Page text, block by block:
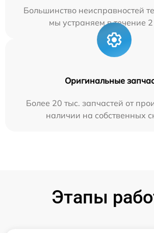
Большинство неисправностей
мы устраняем в течение 2
Оригинальные
Более 20 тыс. запчастей от
наличии на собственных
Этапы